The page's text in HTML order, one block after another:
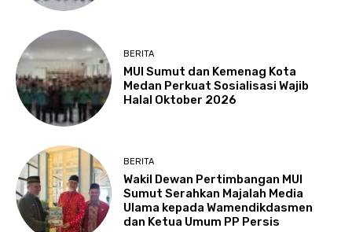
BERITA
MUI Sumut dan Kemenag Kota
Medan Perkuat Sosialisasi Wajib
Halal Oktober 2026
BERITA
Wakil Dewan Pertimbangan MUI
Sumut Serahkan Majalah Media
Ulama kepada Wamendikdasmen
dan Ketua Umum PP Persis